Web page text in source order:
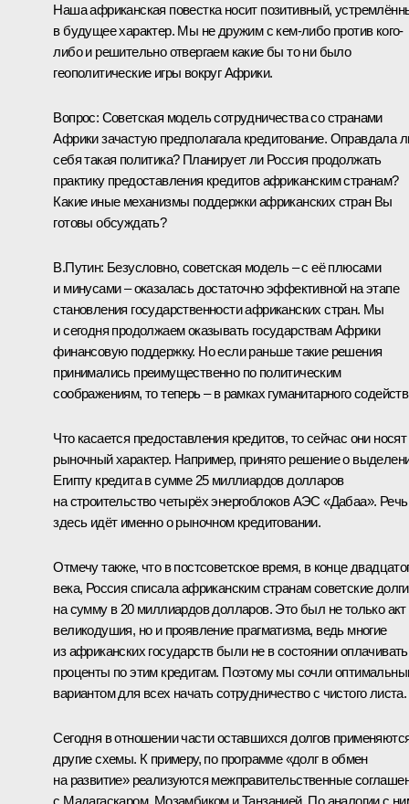
Наша африканская повестка носит позитивный,
в будущее характер. Мы не дружим с кем-либо против кого-
либо и решительно отвергаем какие бы то ни было
геополитические игры вокруг Африки.
Вопрос: Советская модель сотрудничества со странами
Африки зачастую предполагала кредитование. Оправдала
себя такая политика? Планирует ли Россия продолжать
практику предоставления кредитов африканским странам?
Какие иные механизмы поддержки африканских стран Вы
готовы обсуждать?
В.Путин: Безусловно, советская модель – с её плюсами
и минусами – оказалась достаточно эффективной на этапе
становления государственности африканских стран. Мы
и сегодня продолжаем оказывать государствам Африки
финансовую поддержку. Но если раньше такие решения
принимались преимущественно по политическим
соображениям, то теперь – в рамках гуманитарного
Что касается предоставления кредитов, то сейчас они носят
рыночный характер. Например, принято решение о
Египту кредита в сумме 25 миллиардов долларов
на строительство четырёх энергоблоков АЭС «Дабаа». Речь
здесь идёт именно о рыночном кредитовании.
Отмечу также, что в постсоветское время, в конце
века, Россия списала африканским странам советские долги
на сумму в 20 миллиардов долларов. Это был не только акт
великодушия, но и проявление прагматизма, ведь многие
из африканских государств были не в состоянии оплачивать
проценты по этим кредитам. Поэтому мы сочли
вариантом для всех начать сотрудничество с чистого листа.
Сегодня в отношении части оставшихся долгов
другие схемы. К примеру, по программе «долг в обмен
на развитие» реализуются межправительственные
с Мадагаскаром, Мозамбиком и Танзанией. По аналогии с